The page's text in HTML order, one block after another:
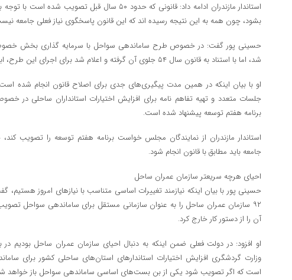
استاندار مازندران ادامه داد: قانونی که حدود ۵۰ سال قبل
بشود، چون همه به این نتیجه رسیده اند که این قانون پاسخگوی نیاز فعلی جامعه
شد، اما با استناد به قانون سال ۵۴ جلوی آن گرفته و اعلام شد برای اجرای این طرح، ابتدا قانون باید اصلاح شود.
او با بیان اینکه در همین مدت پیگیری‌های جدی برای اصلاح قانون انجام شده
جلسات متعدد و تهیه تفاهم نامه برای افزایش اختیارات استانداران ساحلی در
برنامه هفتم توسعه پیشنهاد شده است.
استاندار مازندران از نمایندگان مجلس خواست برنامه هفتم توسعه را تصویب
جامعه باید مطابق با قانون انجام شود.
احیای هرچه سریعتر سازمان عمران ساحل
حسینی پور با بیان اینکه نیازمند تغییرات اساسی متناسب با نیاز‌های امروز
آن را از دستور کار خارج کرد.
او افزود: در دولت فعلی ضمن اینکه به دنبال احیای سازمان عمران ساحل بودیم در
وزارت گردشگری افزایش اختیارات استاندار‌های استان‌های ساحلی کشور برای
است که اگر تصویب شود یکی از بن بست‌های اساسی ساماندهی سواحل باز خواهد